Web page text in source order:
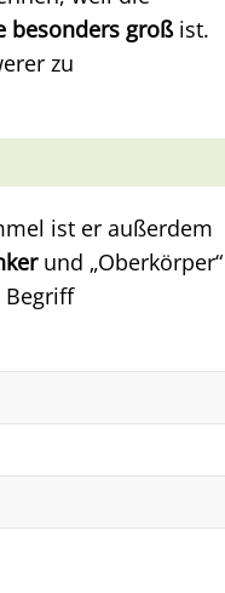
besonders großist.
zu
ist er außerdem
und „Oberkörper“
Begriff